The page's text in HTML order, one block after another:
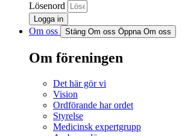
Lösenord
Logga in
Om oss Stäng Om oss Öppna Om oss
Om föreningen
Det här gör vi
Vision
Ordförande har ordet
Styrelse
Medicinsk expertgrupp